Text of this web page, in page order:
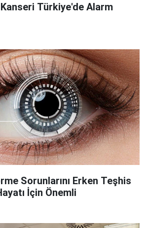
Kanseri Türkiye'de Alarm
Sorunlarını Erken Teşhis
İçin Önemli